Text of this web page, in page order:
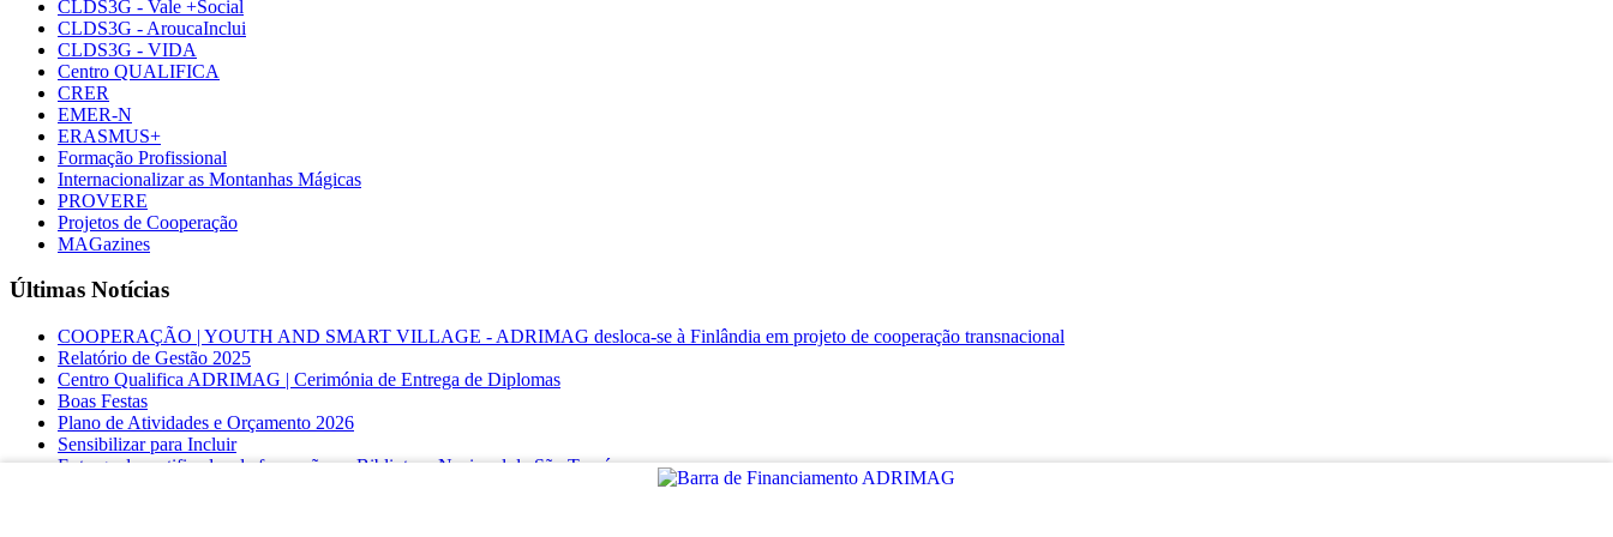
CLDS3G - Vale +Social
CLDS3G - AroucaInclui
CLDS3G - VIDA
Centro QUALIFICA
CRER
EMER-N
ERASMUS+
Formação Profissional
Internacionalizar as Montanhas Mágicas
PROVERE
Projetos de Cooperação
MAGazines
Últimas Notícias
COOPERAÇÃO | YOUTH AND SMART VILLAGE - ADRIMAG desloca-se à Finlândia em projeto de cooperação transnacional
Relatório de Gestão 2025
Centro Qualifica ADRIMAG | Cerimónia de Entrega de Diplomas
Boas Festas
Plano de Atividades e Orçamento 2026
Sensibilizar para Incluir
Entrega de certificados de formação na Biblioteca Nacional de São Tomé